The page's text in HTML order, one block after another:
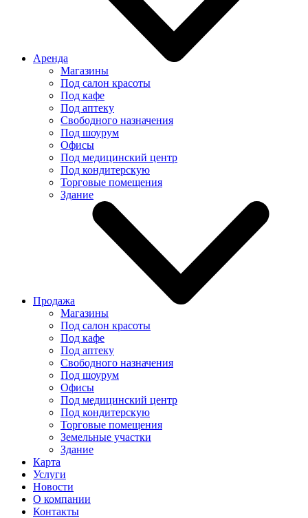
Аренда
Магазины
Под салон красоты
Под кафе
Под аптеку
Свободного назначения
Под шоурум
Офисы
Под медицинский центр
Под кондитерскую
Торговые помещения
Здание
Продажа
Магазины
Под салон красоты
Под кафе
Под аптеку
Свободного назначения
Под шоурум
Офисы
Под медицинский центр
Под кондитерскую
Торговые помещения
Земельные участки
Здание
Карта
Услуги
Новости
О компании
Контакты